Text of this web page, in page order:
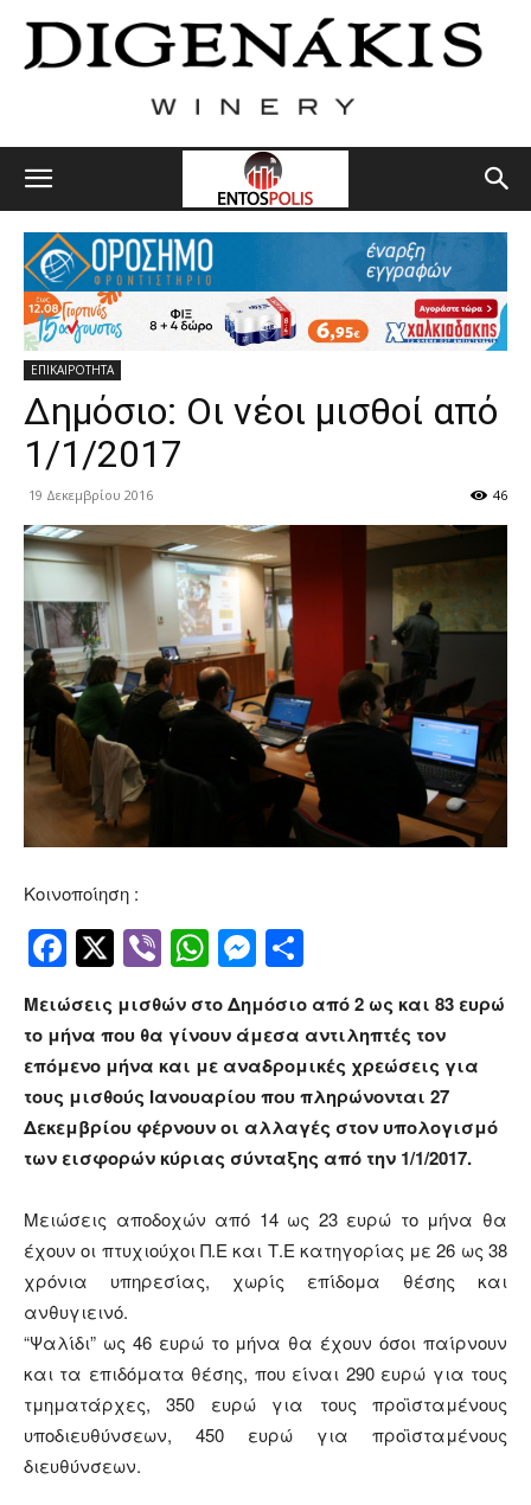
ΕΠΙΚΑΙΡΟΤΗΤΑ
Δημόσιο: Οι νέοι μισθοί από
1/1/2017
19 Δεκεμβρίου 2016 46
Κοινοποίηση :
Facebook
Twitter
ViberWhatsApp
Messenger
Μειώσεις μισθών στο Δημόσιο από 2 ως και 83 ευρώ
το μήνα που θα γίνουν άμεσα αντιληπτές τον
επόμενο μήνα και με αναδρομικές χρεώσεις για
τους μισθούς Ιανουαρίου που πληρώνονται 27
Δεκεμβρίου φέρνουν οι αλλαγές στον υπολογισμό
των εισφορών κύριας σύνταξης από την 1/1/2017.
Μειώσεις αποδοχών από 14 ως 23 ευρώ το μήνα θα
έχουν οι πτυχιούχοι Π.Ε και Τ.Ε κατηγορίας με 26 ως 38
χρόνια υπηρεσίας, χωρίς επίδομα θέσης και
ανθυγιεινό.
“Ψαλίδι” ως 46 ευρώ το μήνα θα έχουν όσοι παίρνουν
και τα επιδόματα θέσης, που είναι 290 ευρώ για τους
τμηματάρχες, 350 ευρώ για τους προϊσταμένους
υποδιευθύνσεων, 450 ευρώ για προϊσταμένους
διευθύνσεων.